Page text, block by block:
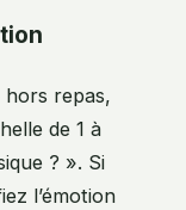
hors repas,
de 1 à
? ». Si
l’émotion